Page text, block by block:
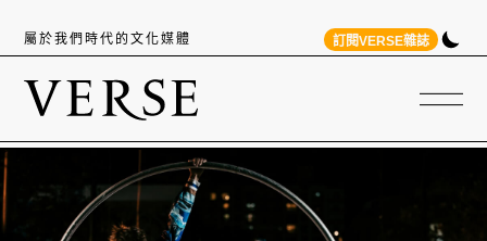
屬於我們時代的文化媒體 訂閱VERSE雜誌